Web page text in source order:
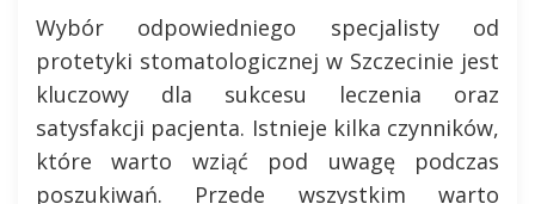
Wybór odpowiedniego specjalisty od
protetyki stomatologicznej w Szczecinie jest
kluczowy dla sukcesu leczenia oraz
satysfakcji pacjenta. Istnieje kilka czynników,
które warto wziąć pod uwagę podczas
poszukiwań. Przede wszystkim warto